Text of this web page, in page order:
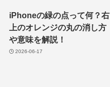
iPhoneの緑の点って何？右
上のオレンジの丸の消し方
や意味を解説！
2026-06-17